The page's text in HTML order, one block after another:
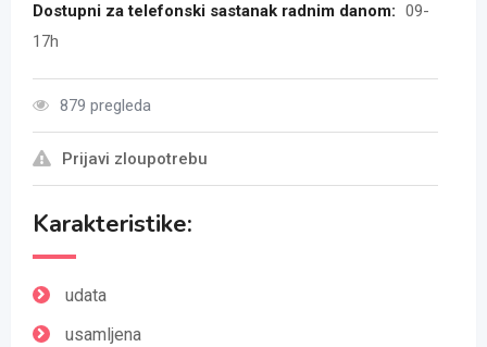
Dostupni za telefonski sastanak radnim danom: 09-
17h
879 pregleda
Prijavi zloupotrebu
Karakteristike:
udata
usamljena